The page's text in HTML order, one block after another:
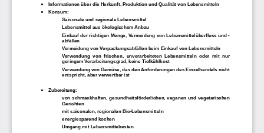

Informationen über die Herkunft, Produktion und Qualität von Lebensmitteln

Konsum:
Saisonale und regionale Lebensmittel
Lebensmittel aus ökologischem Anbau
Einkauf der richtigen Menge, Vermeidung von Lebensmittelüberfluss und -
abfällen
Vermeidung von Verpackungsabfällen beim Einkauf von Lebensmitteln
Verwendung von frischen, unverarbeiteten Lebensmitteln oder mit nur
geringem Verarbeitungsgrad, keine Tiefkühlkost
Verwendung von Gemüse, das den Anforderungen des Einzelhandels nicht
entspricht, aber verwertbar ist

Zubereitung:
von schmackhaften, gesundheitsförderlichen, veganen und vegetarischen
Gerichten
mit saisonalen, regionalen Bio-Lebensmitteln
energiesparend kochen
Umgang mit Lebensmittelresten